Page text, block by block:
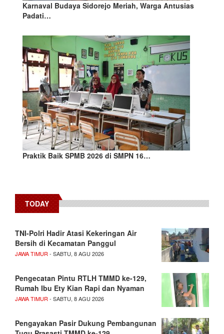
Karnaval Budaya Sidorejo Meriah, Warga Antusias
Padati…
Praktik Baik SPMB 2026 di SMPN 16…
TODAY
TNI-Polri Hadir Atasi Kekeringan Air
Bersih di Kecamatan Panggul
JAWA TIMUR- SABTU, 8 AGU 2026
Pengecatan Pintu RTLH TMMD ke-129,
Rumah Ibu Ety Kian Rapi dan Nyaman
JAWA TIMUR- SABTU, 8 AGU 2026
Pengayakan Pasir Dukung Pembangunan